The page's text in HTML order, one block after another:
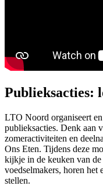
Publieksacties:
LTO Noord organiseert
publieksacties. Denk aan
zomeractiviteiten en
Ons Eten. Tijdens deze
kijkje in de keuken van
voedselmakers, horen het
stellen.